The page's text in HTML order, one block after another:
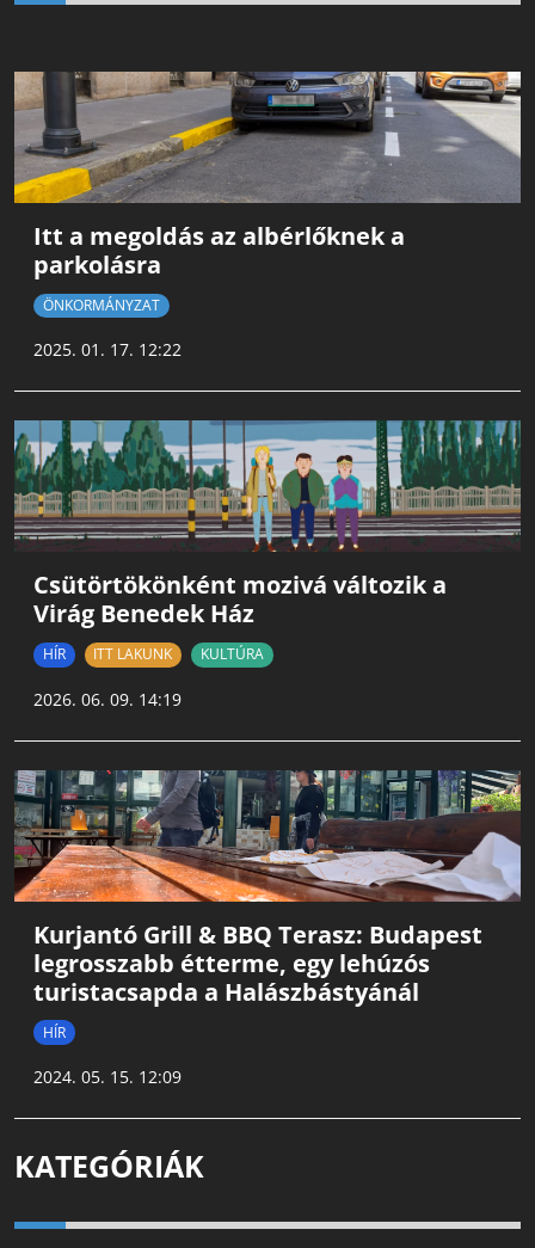
Itt a megoldás az albérlőknek a
parkolásra
ÖNKORMÁNYZAT
2025. 01. 17. 12:22
Csütörtökönként mozivá változik a
Virág Benedek Ház
HÍR ITT LAKUNK KULTÚRA
2026. 06. 09. 14:19
Kurjantó Grill & BBQ Terasz: Budapest
legrosszabb étterme, egy lehúzós
turistacsapda a Halászbástyánál
HÍR
2024. 05. 15. 12:09
KATEGÓRIÁK